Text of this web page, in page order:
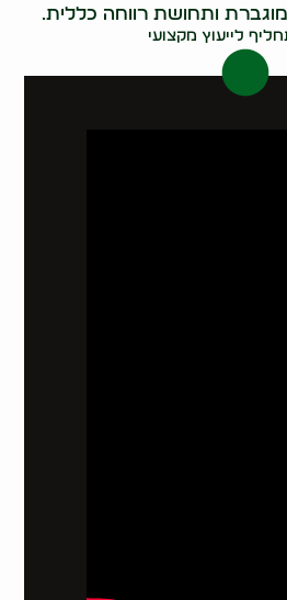
מוגברת ותחושת רווחה כללית.
לייעוץ מקצועי